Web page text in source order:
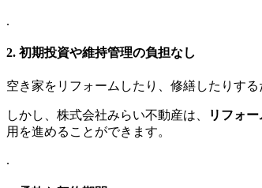
.
2. 初期投資や維持管理の負担なし
空き家をリフォームしたり、修繕したりす
しかし、株式会社みらい不動産は、 リフォ
用を進めることができます。
.